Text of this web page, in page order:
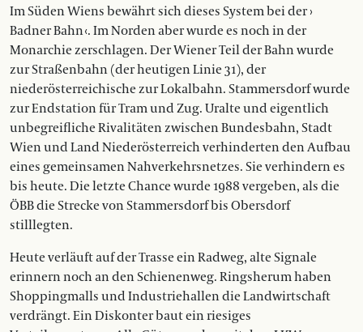
Im Süden Wiens bewährt sich dieses System bei der ›
Badner Bahn ‹. Im Norden aber wurde es noch in der
Monarchie zerschlagen. Der Wiener Teil der Bahn wurde
zur Straßenbahn (der heutigen Linie 31), der
niederösterreichische zur Lokalbahn. Stammersdorf wurde
zur Endstation für Tram und Zug. Uralte und eigentlich
unbegreifliche Rivalitäten zwischen Bundesbahn, Stadt
Wien und Land Niederösterreich verhinderten den Aufbau
eines gemeinsamen Nahverkehrsnetzes. Sie verhindern es
bis heute. Die letzte Chance wurde 1988 vergeben, als die
ÖBB die Strecke von Stammersdorf bis Obersdorf
stilllegten.
Heute verläuft auf der Trasse ein Radweg, alte Signale
erinnern noch an den Schienenweg. Ringsherum haben
Shoppingmalls und Industriehallen die Landwirtschaft
verdrängt. Ein Diskonter baut ein riesiges